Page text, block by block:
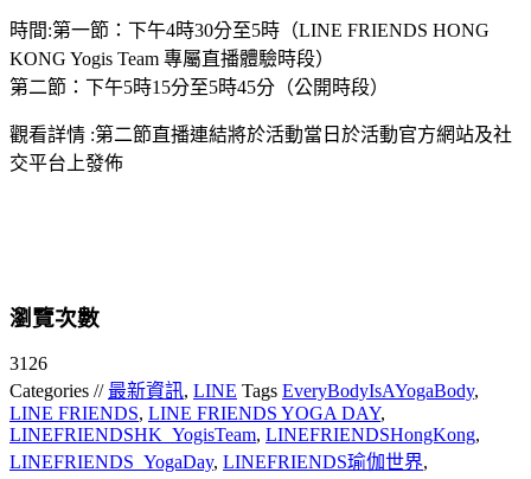
時間:第一節：下午4時30分至5時（LINE FRIENDS HONG
KONG Yogis Team 專屬直播體驗時段）
第二節：下午5時15分至5時45分（公開時段）
觀看詳情 :第二節直播連結將於活動當日於活動官方網站及社
交平台上發佈
瀏覽次數
3126
Categories // 最新資訊, LINE Tags EveryBodyIsAYogaBody,
LINE FRIENDS, LINE FRIENDS YOGA DAY,
LINEFRIENDSHK_YogisTeam, LINEFRIENDSHongKong,
LINEFRIENDS_YogaDay, LINEFRIENDS瑜伽世界,